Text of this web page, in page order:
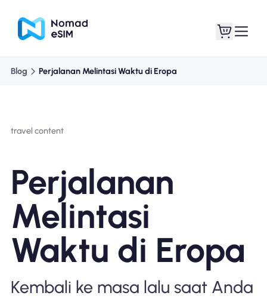
Tentang eSIM
Mengapa Nomad eSIM
Blog Perjalanan Melintasi Waktu di Eropa
travel content
Perjalanan
Melintasi
Waktu di Eropa
Kembali ke masa lalu saat Anda